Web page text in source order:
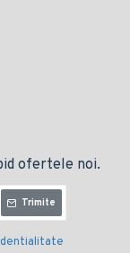
ofertele noi.
Trimite